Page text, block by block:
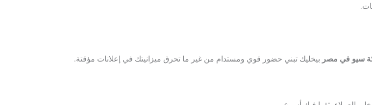
سيو في مصر بيخليك تبني حضور قوي ومستدام من غير ما تحرق ميزانيتك في إعلانات مؤقتة.